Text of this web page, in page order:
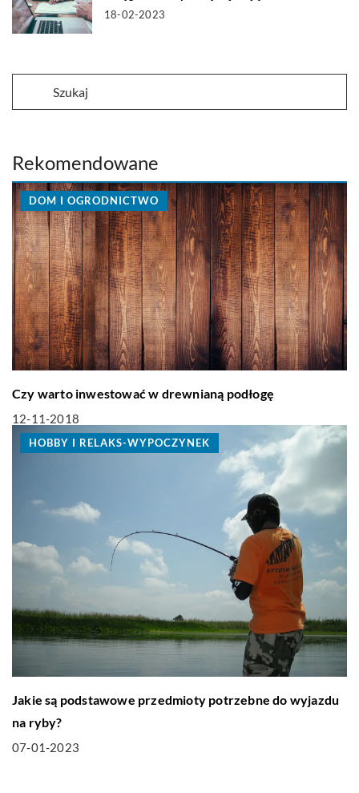
18-02-2023
Rekomendowane
DOM I OGRODNICTWO
Czy warto inwestować w drewnianą podłogę
12-11-2018
HOBBY I RELAKS-WYPOCZYNEK
Jakie są podstawowe przedmioty potrzebne do wyjazdu
na ryby?
07-01-2023